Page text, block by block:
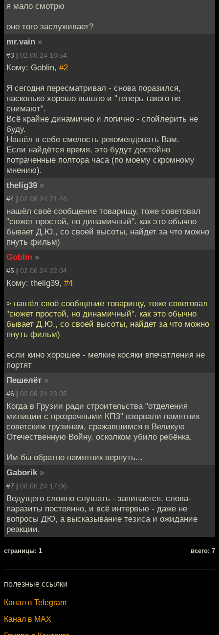
я мало смотрю
оно того заслуживает?
mr.vain »
#3 | 02.06.24 16:54
Кому: Goblin, #2
Я сегодня пересматривал - снова поразился,
насколько хорошо вышло и "теперь такого не
снимают".
Всё крайне динамично и логично - спойлерить не
буду.
Нашёл в себе смелость рекомендовать Вам.
Если найдётся время, это будут достойно
потраченные полтора часа (по моему скромному
мнению).
thelig39 »
#4 | 02.06.24 21:46
нашёл своё сообщение товарищу, тоже советовал
"сюжет простой, но динамичный". как это обычно
бывает Д.Ю., со своей высоты, найдет за что можно
пнуть фильм)
Goblin »
#5 | 02.06.24 22:04
Кому: thelig39, #4
> нашёл своё сообщение товарищу, тоже советовал
"сюжет простой, но динамичный". как это обычно
бывает Д.Ю., со своей высоты, найдет за что можно
пнуть фильм)
если кино хорошее - мелкие косяки впечатления не
портят
Пешелёт »
#6 | 02.06.24 23:05
Когда в Грузии ради строительства "отделения
милиции с прозрачными КПЗ" взорвали памятник
советским грузинам, сражавшимся в Великую
Отечественную Войну, осколком убило ребёнка.
Им бы обратно памятник вернуть...
Gaborik »
#7 | 08.06.24 17:06
Ведущего сложно слушать - запинается, слова-
паразиты постоянно, и всё интервью - даже не
вопросы ДЮ, а высказывание тезиса и ожидание
реакции.
cтраницы: 1 всего: 7
полезные ссылки
Канал в Telegram
Канал в MAX